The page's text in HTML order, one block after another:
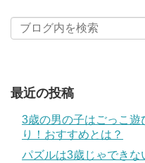
最近の投稿
3歳の男の子はごっこ
り！おすすめとは？
パズルは3歳じゃできな